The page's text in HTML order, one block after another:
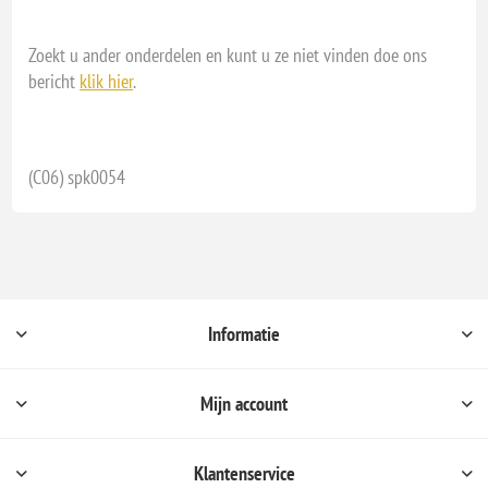
Zoekt u ander onderdelen en kunt u ze niet vinden doe ons
bericht klik hier.
(C06) spk0054
Informatie
Mijn account
Klantenservice